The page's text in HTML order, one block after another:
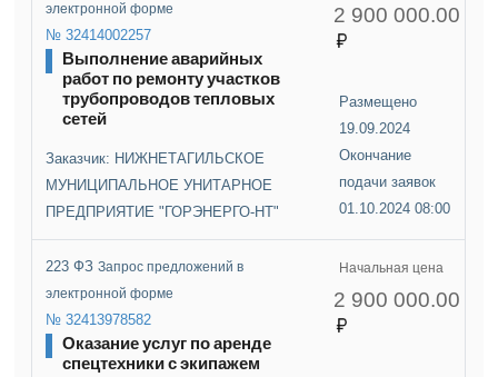
электронной форме
№ 32414002257
Выполнение аварийных
работ по ремонту участков
трубопроводов тепловых
сетей
Заказчик: НИЖНЕТАГИЛЬСКОЕ
МУНИЦИПАЛЬНОЕ УНИТАРНОЕ
ПРЕДПРИЯТИЕ "ГОРЭНЕРГО-НТ"
2 900 000.00
Размещено
19.09.2024
Окончание
подачи заявок
01.10.2024 08:00
223 ФЗЗапрос предложений в
электронной форме
№ 32413978582
Оказание услуг по аренде
спецтехники с экипажем
Начальная цена
2 900 000.00